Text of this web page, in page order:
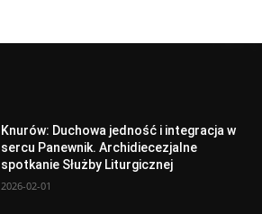
Knurów: Duchowa jedność i integracja w
sercu Panewnik. Archidiecezjalne
spotkanie Służby Liturgicznej
2026-02-01